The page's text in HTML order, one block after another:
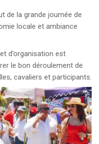
de la grande journée de
locale et ambiance
d’organisation est
le bon déroulement de
cavaliers et participants.